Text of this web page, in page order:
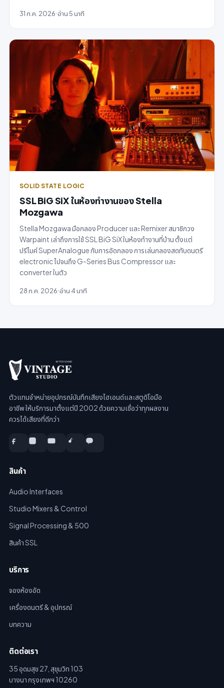
31 ก.ค. 2026 อ่าน 5 นาที
SOLID STATE LOGIC
SSL BiG SiX ในห้องทำงานของ Stella
Mozgawa
Stella Mozgawa มือกลอง Producer และ Remixer สมาชิกวง
Warpaint เล่าถึงการใช้ SSL BiG SiX ในห้องทำงานที่บ้าน ตั้งแต่
ปรีไมค์ SuperAnalogue กับการอัดกลอง การเล่นกลองสดทับดนตรี
electronic ไปจนถึง G-Series Bus Compressor และ
converter ในตัว
28 ก.ค. 2026 อ่าน 4 นาที
ตัวแทนจำหน่ายอุปกรณ์บันทึกเสียงไฮเอนด์และสตูดิโอมือ
อาชีพ ให้บริการมาตั้งแต่ปี 2002 ด้วยความเชื่อว่าทุกผลงาน
ควรได้เสียงที่ดีกว่า
สินค้า
Audio Interfaces
Studio Mixers & Control
Signal Processing & 500
สินค้า SSL
บริการ
จองห้องอัด
เครื่องดนตรี & อุปกรณ์
บทความ
ติดต่อเรา
35 อุดมสุข 27, สุขุมวิท 103
บางนา กรุงเทพฯ 10260